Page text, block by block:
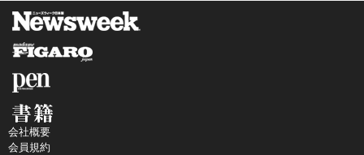
会社概要
会員規約